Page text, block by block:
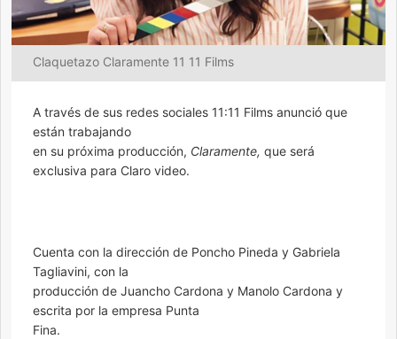
Claquetazo Claramente 11 11 Films
A través de sus redes sociales 11:11 Films anunció que
están trabajando
en su próxima producción, Claramente, que será
exclusiva para Claro video.
Cuenta con la dirección de Poncho Pineda y Gabriela
Tagliavini, con la
producción de Juancho Cardona y Manolo Cardona y
escrita por la empresa Punta
Fina.